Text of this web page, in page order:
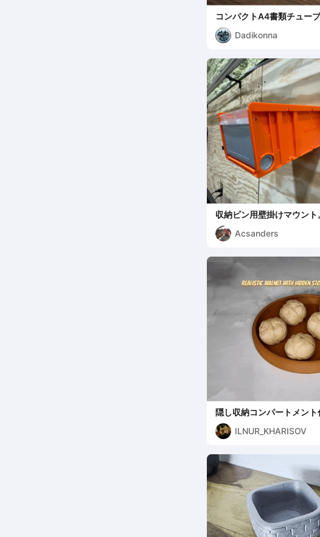
コンパクトA4書類チューブ
Dadikonna
収納ビン用壁掛けマウント
Acsanders
隠し収納コンパートメント
ミ
ILNUR_KHARISOV